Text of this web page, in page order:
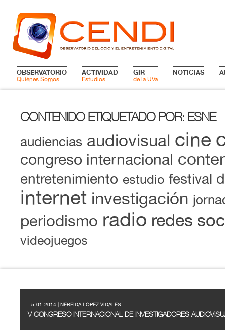
OBSERVATORIO
Quiénes Somos
ACTIVIDAD
Estudios
GIR
de la UVa
NOTICIAS
CONTENIDO ETIQUETADO POR: ESNE
audiencias audiovisual cine
congreso internacional
entretenimiento estudio festival
internet investigación
periodismo radio redes
videojuegos
- 5-01-2014 | NEREIDA LÓPEZ VIDALES
V CONGRESO INTERNACIONAL DE INVESTIGADORES